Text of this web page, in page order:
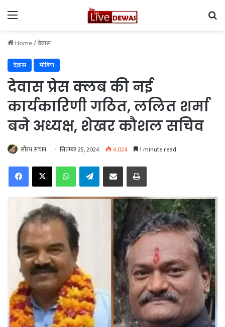
Menu
Home/देवास
देवास
मीडिया
देवास प्रेस क्लब की नई
कार्यकारिणी गठित, ललित शर्मा
बने अध्यक्ष, शेखर कौशल सचिव
सौरभ सचान सितम्बर 25, 2024 4,024 1 minute read
FacebookX WhatsAppTelegramShare via Email Print